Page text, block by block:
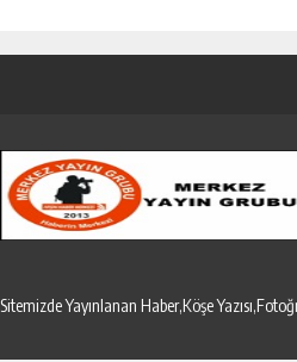
Sitemizde Yayınlanan Haber,Köşe